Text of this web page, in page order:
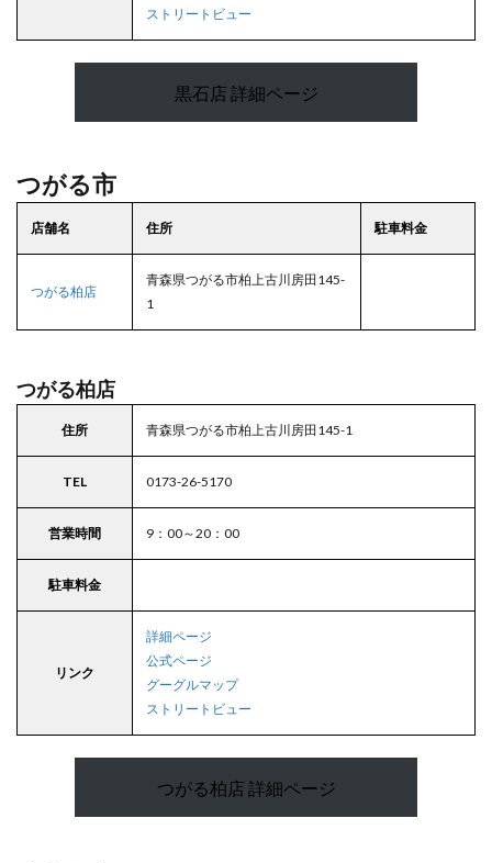
ストリートビュー
黒石店 詳細ページ
つがる市
店舗名 住所 駐車料金
つがる柏店
青森県つがる市柏上古川房田145-
1
つがる柏店
住所 青森県つがる市柏上古川房田145-1
TEL 0173-26-5170
営業時間 9：00～20：00
駐車料金
リンク
詳細ページ
公式ページ
グーグルマップ
ストリートビュー
つがる柏店 詳細ページ